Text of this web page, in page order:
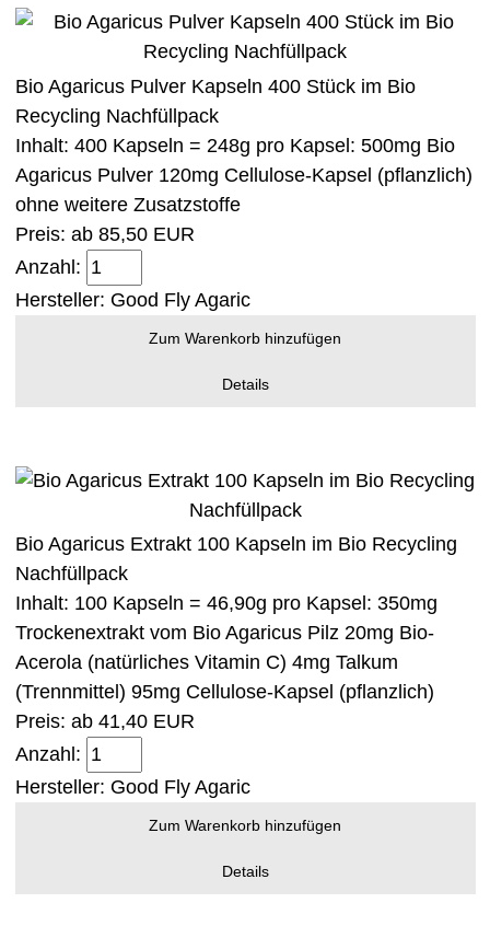
Bio Agaricus Pulver Kapseln 400 Stück im Bio
Recycling Nachfüllpack
Inhalt: 400 Kapseln = 248g pro Kapsel: 500mg Bio
Agaricus Pulver 120mg Cellulose-Kapsel (pflanzlich)
ohne weitere Zusatzstoffe
Preis: ab 85,50 EUR
Anzahl:
Hersteller: Good Fly Agaric
Zum Warenkorb hinzufügen
Details
Bio Agaricus Extrakt 100 Kapseln im Bio Recycling
Nachfüllpack
Inhalt: 100 Kapseln = 46,90g pro Kapsel: 350mg
Trockenextrakt vom Bio Agaricus Pilz 20mg Bio-
Acerola (natürliches Vitamin C) 4mg Talkum
(Trennmittel) 95mg Cellulose-Kapsel (pflanzlich)
Preis: ab 41,40 EUR
Anzahl:
Hersteller: Good Fly Agaric
Zum Warenkorb hinzufügen
Details